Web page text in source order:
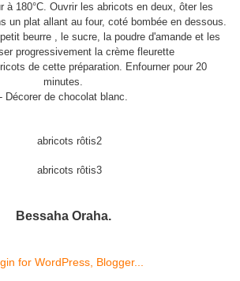
à 180°C. Ouvrir les abricots en deux, ôter les
un plat allant au four, coté bombée en dessous.
beurre , le sucre, la poudre d'amande et les
progressivement la crème fleurette
de cette préparation. Enfourner pour 20
minutes.
- Décorer de chocolat blanc.
Bessaha Oraha.